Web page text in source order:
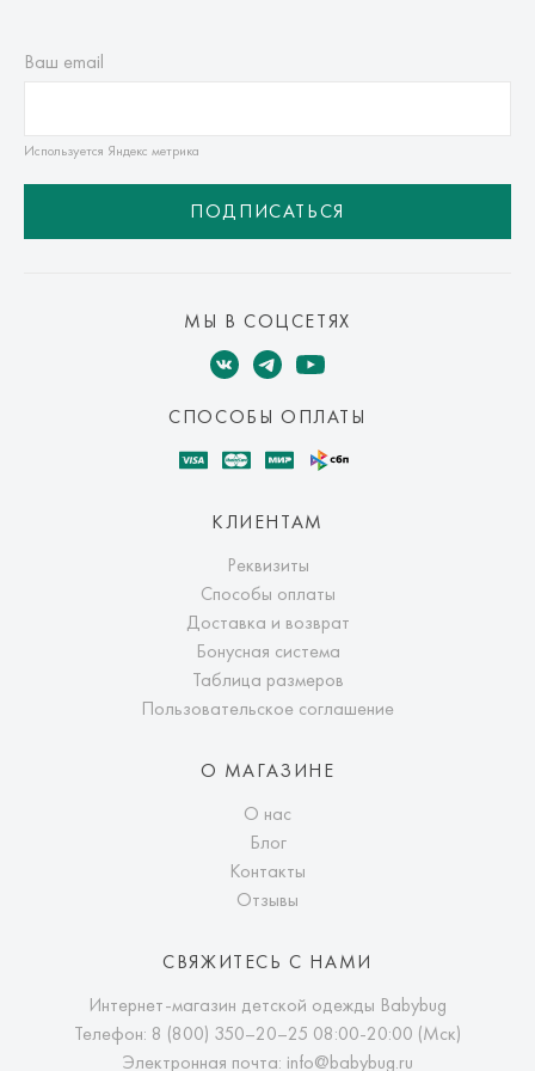
Ваш email
Используется Яндекс метрика
ПОДПИСАТЬСЯ
МЫ В СОЦСЕТЯХ
СПОСОБЫ ОПЛАТЫ
КЛИЕНТАМ
Реквизиты
Способы оплаты
Доставка и возврат
Бонусная система
Таблица размеров
Пользовательское соглашение
О МАГАЗИНЕ
О нас
Блог
Контакты
Отзывы
СВЯЖИТЕСЬ С НАМИ
Интернет-магазин детской одежды Babybug
Телефон: 8 (800) 350–20–25 08:00-20:00 (Мск)
Электронная почта: info@babybug.ru